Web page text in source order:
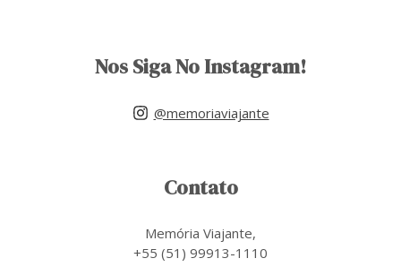
Nos Siga No Instagram!
@memoriaviajante
Contato
Memória Viajante,
+55 (51) 99913-1110